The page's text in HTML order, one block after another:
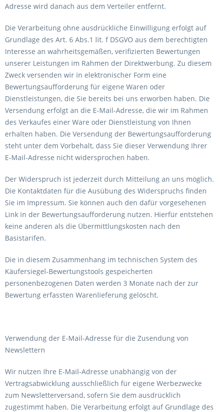
Adresse wird danach aus dem Verteiler entfernt.
Die Verarbeitung ohne ausdrückliche Einwilligung erfolgt auf
Grundlage des Art. 6 Abs.1 lit. f DSGVO aus dem berechtigten
Interesse an wahrheitsgemäßen, verifizierten Bewertungen
unserer Leistungen im Rahmen der Direktwerbung. Zu diesem
Zweck versenden wir in elektronischer Form eine
Bewertungsaufforderung für eigene Waren oder
Dienstleistungen, die Sie bereits bei uns erworben haben. Die
Versendung erfolgt an die E-Mail-Adresse, die wir im Rahmen
des Verkaufes einer Ware oder Dienstleistung von Ihnen
erhalten haben. Die Versendung der Bewertungsaufforderung
steht unter dem Vorbehalt, dass Sie dieser Verwendung Ihrer
E-Mail-Adresse nicht widersprochen haben.
Der Widerspruch ist jederzeit durch Mitteilung an uns möglich.
Die Kontaktdaten für die Ausübung des Widerspruchs finden
Sie im Impressum. Sie können auch den dafür vorgesehenen
Link in der Bewertungsaufforderung nutzen. Hierfür entstehen
keine anderen als die Übermittlungskosten nach den
Basistarifen.
Die in diesem Zusammenhang im technischen System des
Käufersiegel-Bewertungstools gespeicherten
personenbezogenen Daten werden 3 Monate nach der zur
Bewertung erfassten Warenlieferung gelöscht.
Verwendung der E-Mail-Adresse für die Zusendung von
Newslettern
Wir nutzen Ihre E-Mail-Adresse unabhängig von der
Vertragsabwicklung ausschließlich für eigene Werbezwecke
zum Newsletterversand, sofern Sie dem ausdrücklich
zugestimmt haben. Die Verarbeitung erfolgt auf Grundlage des